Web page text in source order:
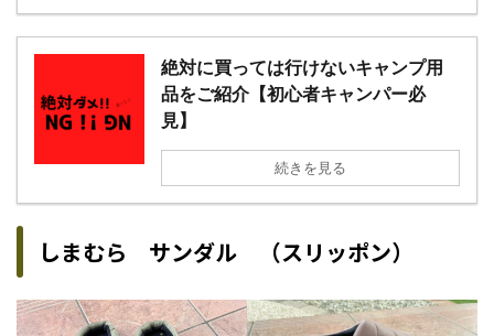
絶対に買っては行けないキャンプ用
品をご紹介【初心者キャンパー必
見】
続きを見る
しまむら サンダル （スリッポン）